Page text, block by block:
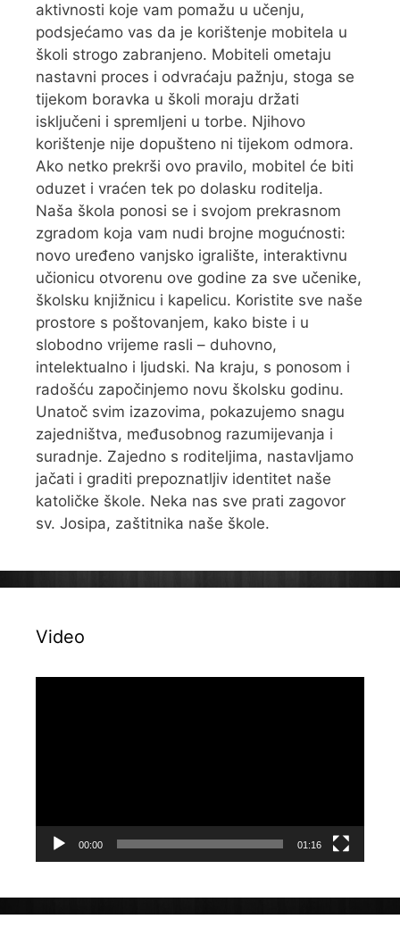
aktivnosti koje vam pomažu u učenju,
podsjećamo vas da je korištenje mobitela u
školi strogo zabranjeno. Mobiteli ometaju
nastavni proces i odvraćaju pažnju, stoga se
tijekom boravka u školi moraju držati
isključeni i spremljeni u torbe. Njihovo
korištenje nije dopušteno ni tijekom odmora.
Ako netko prekrši ovo pravilo, mobitel će biti
oduzet i vraćen tek po dolasku roditelja.
Naša škola ponosi se i svojom prekrasnom
zgradom koja vam nudi brojne mogućnosti:
novo uređeno vanjsko igralište, interaktivnu
učionicu otvorenu ove godine za sve učenike,
školsku knjižnicu i kapelicu. Koristite sve naše
prostore s poštovanjem, kako biste i u
slobodno vrijeme rasli – duhovno,
intelektualno i ljudski. Na kraju, s ponosom i
radošću započinjemo novu školsku godinu.
Unatoč svim izazovima, pokazujemo snagu
zajedništva, međusobnog razumijevanja i
suradnje. Zajedno s roditeljima, nastavljamo
jačati i graditi prepoznatljiv identitet naše
katoličke škole. Neka nas sve prati zagovor
sv. Josipa, zaštitnika naše škole.
Video
00:00 01:16